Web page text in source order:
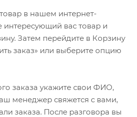
в нашем интернет-
интересующий вас товар и
Затем перейдите в Корзину
заказ» или выберите опцию
заказа укажите свои ФИО,
менеджер свяжется с вами,
заказа. После разговора вы